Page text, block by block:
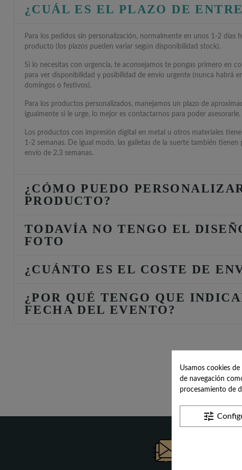
¿CUÁL ES EL PLAZO DE
Para los pedidos sin personalización, normalmente en unos 1-2 días
producto (los plazos pueden variar según disponibilidad stock).
Si lo necesitas con urgencia, te aconsejamos te pongas primero en
para ver disponibilidad y posibilidad de envío urgente (nunca habrá
domingos o festivos).
Para los productos personalizados, manejamos un plazo de
igualmente si le urge, lo mejor es contactarnos para poder asesorarle.
Los productos con impresión digital en metal u otros materiales
1-2 semanas. De igual modo, las galletas de la suerte también
envío de 2.3 semanas.
¿CÓMO PUEDO
PRODUCTO?
TODAVÍA NO TENGO EL
FOTO
¿CUÁNTO ES EL COSTE DE
¿POR QUÉ TENGO QUE
FECHA DEL EVENTO?
Usamos cookies
de navegación
procesamiento de
tune